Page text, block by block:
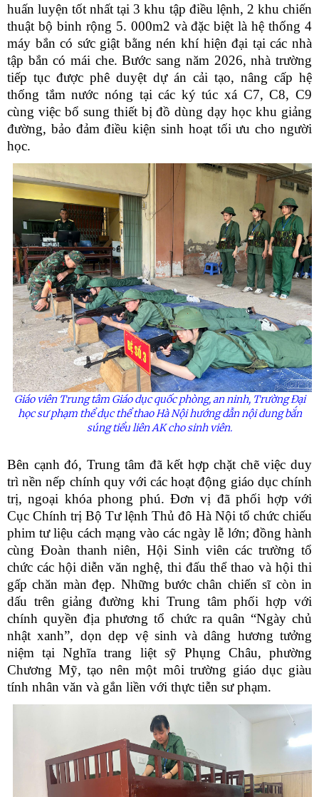
huấn luyện tốt nhất tại 3 khu tập điều lệnh, 2 khu chiến
thuật bộ binh rộng 5. 000m2 và đặc biệt là hệ thống 4
máy bắn có sức giật bằng nén khí hiện đại tại các nhà
tập bắn có mái che. Bước sang năm 2026, nhà trường
tiếp tục được phê duyệt dự án cải tạo, nâng cấp hệ
thống tắm nước nóng tại các ký túc xá C7, C8, C9
cùng việc bổ sung thiết bị đồ dùng dạy học khu giảng
đường, bảo đảm điều kiện sinh hoạt tối ưu cho người
học.
Giáo viên Trung tâm Giáo dục quốc phòng, an ninh, Trường Đại
học sư phạm thể dục thể thao Hà Nội hướng dẫn nội dung bắn
súng tiểu liên AK cho sinh viên.
Bên cạnh đó, Trung tâm đã kết hợp chặt chẽ việc duy
trì nền nếp chính quy với các hoạt động giáo dục chính
trị, ngoại khóa phong phú. Đơn vị đã phối hợp với
Cục Chính trị Bộ Tư lệnh Thủ đô Hà Nội tổ chức chiếu
phim tư liệu cách mạng vào các ngày lễ lớn; đồng hành
cùng Đoàn thanh niên, Hội Sinh viên các trường tổ
chức các hội diễn văn nghệ, thi đấu thể thao và hội thi
gấp chăn màn đẹp. Những bước chân chiến sĩ còn in
dấu trên giảng đường khi Trung tâm phối hợp với
chính quyền địa phương tổ chức ra quân “Ngày chủ
nhật xanh”, dọn dẹp vệ sinh và dâng hương tưởng
niệm tại Nghĩa trang liệt sỹ Phụng Châu, phường
Chương Mỹ, tạo nên một môi trường giáo dục giàu
tính nhân văn và gắn liền với thực tiễn sư phạm.